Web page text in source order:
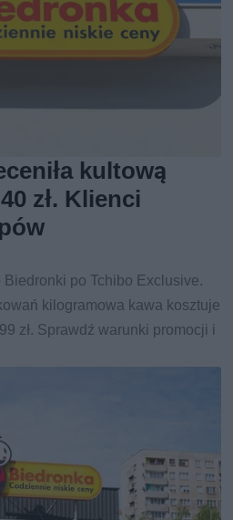
kultową
zł. Klienci
Biedronki po Tchibo Exclusive.
kilogramowa kawa kosztuje
zł. Sprawdź warunki promocji i